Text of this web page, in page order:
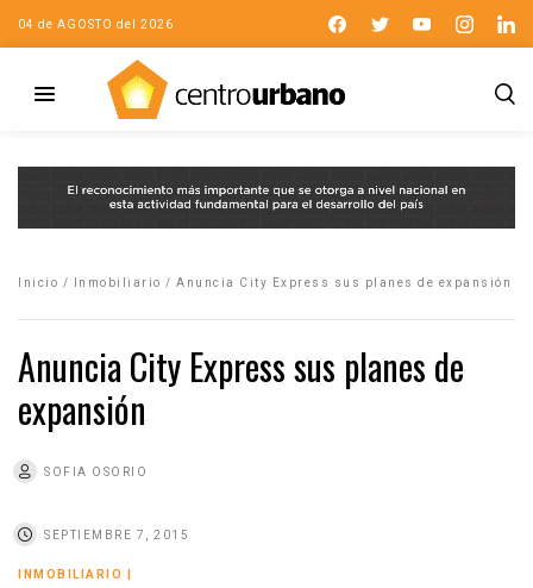
04 de AGOSTO del 2026
Inicio / Inmobiliario / Anuncia City Express sus planes de expansión
Anuncia City Express sus planes de
expansión
SOFIA OSORIO
SEPTIEMBRE 7, 2015
INMOBILIARIO